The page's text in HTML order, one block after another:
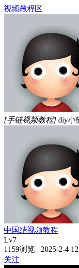
视频教程区
[手链视频教程] diy小
中国结视频教程
Lv7
1159浏览 2025-2-4
关注